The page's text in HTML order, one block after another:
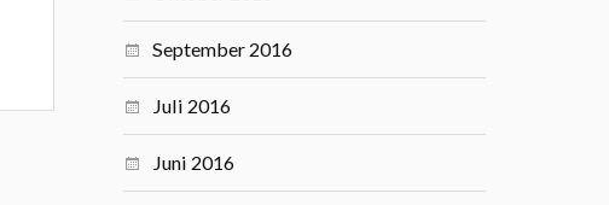
September 2016
Juli 2016
Juni 2016